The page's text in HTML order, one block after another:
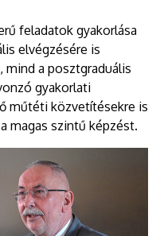
feladatok gyakorlása
elvégzésére is
mind a posztgraduális
gyakorlati
műtéti közvetítésekre is
magas szintű képzést.